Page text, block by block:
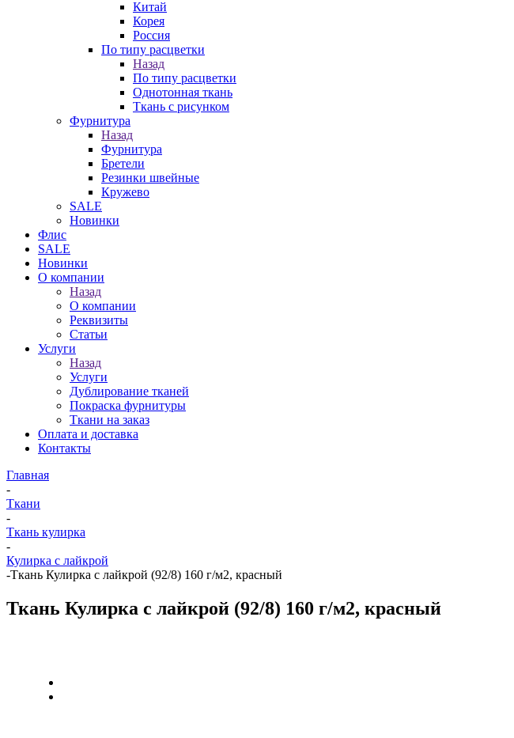
Китай
Корея
Россия
По типу расцветки
Назад
По типу расцветки
Однотонная ткань
Ткань с рисунком
Фурнитура
Назад
Фурнитура
Бретели
Резинки швейные
Кружево
SALE
Новинки
Флис
SALE
Новинки
О компании
Назад
О компании
Реквизиты
Статьи
Услуги
Назад
Услуги
Дублирование тканей
Покраска фурнитуры
Ткани на заказ
Оплата и доставка
Контакты
Главная
-
Ткани
-
Ткань кулирка
-
Кулирка с лайкрой
-Ткань Кулирка с лайкрой (92/8) 160 г/м2, красный
Ткань Кулирка с лайкрой (92/8) 160 г/м2, красный